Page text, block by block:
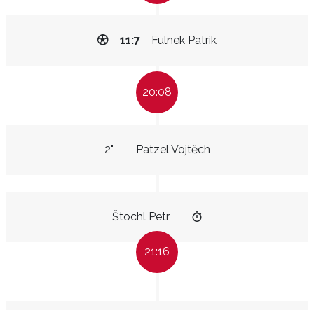
Fulnek Patrik
11:7
20:08
Patzel Vojtěch
2"
Štochl Petr
21:16